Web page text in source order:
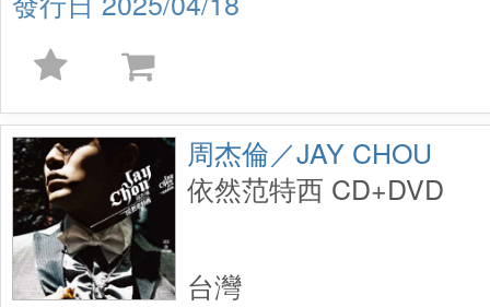
周杰倫／JAY CHOU
依然范特西 CD+DVD
台灣